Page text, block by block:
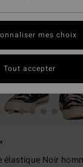
élastique Noir
mes choix
Tout accepter